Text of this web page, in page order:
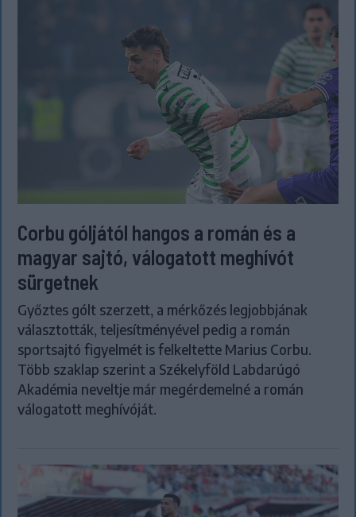
Corbu góljától hangos a román és a
magyar sajtó, válogatott meghívót
sürgetnek
Győztes gólt szerzett, a mérkőzés legjobbjának
választották, teljesítményével pedig a román
sportsajtó figyelmét is felkeltette Marius Corbu.
Több szaklap szerint a Székelyföld Labdarúgó
Akadémia neveltje már megérdemelné a román
válogatott meghívóját.